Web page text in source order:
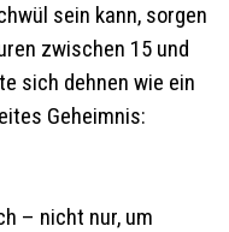
sein kann, sorgen
zwischen 15 und
sich dehnen wie ein
Geheimnis:
– nicht nur, um